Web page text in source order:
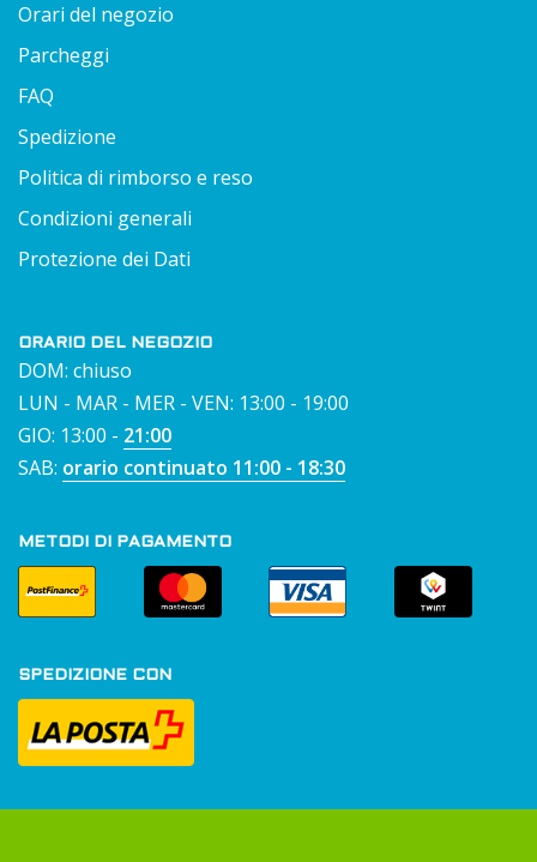
Orari del negozio
Parcheggi
FAQ
Spedizione
Politica di rimborso e reso
Condizioni generali
Protezione dei Dati
ORARIO DEL NEGOZIO
DOM: chiuso
LUN - MAR - MER - VEN: 13:00 - 19:00
GIO: 13:00 - 21:00
SAB: orario continuato 11:00 - 18:30
METODI DI PAGAMENTO
SPEDIZIONE CON